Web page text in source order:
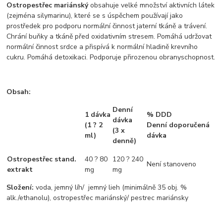
Ostropestřec mariánskýobsahuje velké množství aktivních látek
(zejména silymarinu), které se s úspěchem používají jako
prostředek pro podporu normální činnost jaterní tkáně a trávení.
Chrání buňky a tkáně před oxidativním stresem. Pomáhá udržovat
normální činnost srdce a přispívá k normální hladině krevního
cukru. Pomáhá detoxikaci. Podporuje přirozenou obranyschopnost.
Obsah:
1 dávka
(1 ? 2
ml)
Denní
dávka
(3 x
denně)
% DDD
Denní doporučená
dávka
Ostropestřec stand.
extrakt
40 ? 80
mg
120 ? 240
mg
Není stanoveno
Složení: voda, jemný líh/ jemný lieh (minimálně 35 obj. %
alk./ethanolu), ostropestřec mariánský/ pestrec mariánsky